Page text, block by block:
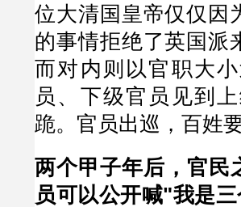
位大清国皇帝仅仅因
的事情拒绝了英国派
而对内则以官职大
员、下级官员见到
跪。官员出巡，百姓
两个甲子年后，官民
员可以公开喊"我是